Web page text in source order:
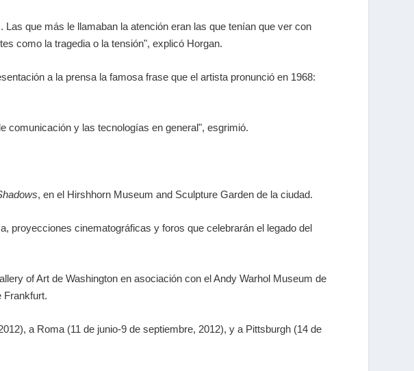
que más le llamaban la atención eran las que tenían que ver con
como la tragedia o la tensión", explicó Horgan.
a la prensa la famosa frase que el artista pronunció en 1968:
comunicación y las tecnologías en general", esgrimió.
, en el Hirshhorn Museum and Sculpture Garden de la ciudad.
proyecciones cinematográficas y foros que celebrarán el legado del
of Art de Washington en asociación con el Andy Warhol Museum de
Frankfurt.
a Roma (11 de junio-9 de septiembre, 2012), y a Pittsburgh (14 de